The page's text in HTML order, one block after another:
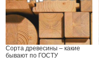
Сорта древесины – какие
бывают по ГОСТУ